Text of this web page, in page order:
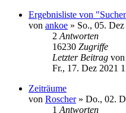
Ergebnisliste von
von ankoe » So., 05.
2 Antworten
16230 Zugriffe
Letzter Beitrag von
Fr., 17. Dez 2021
Zeiträume
von Roscher» Do., 02.
1 Antworten